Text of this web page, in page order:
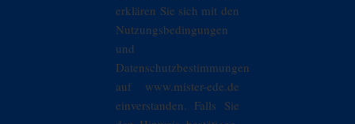
erklären Sie sich mit den
Nutzungsbedingungen
und
Datenschutzbestimmungen
auf www.mister-ede.de
einverstanden. Falls Sie